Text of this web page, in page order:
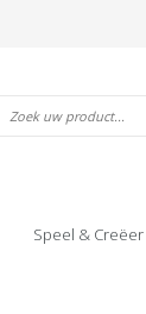
Speel & Creëer